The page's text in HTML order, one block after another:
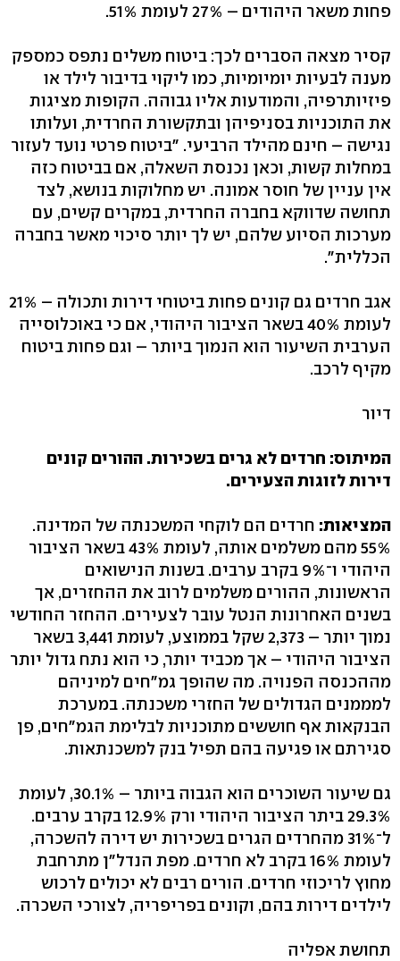
פחות משאר היהודים – 27% לעומת 51%.
קסיר מצאה הסברים לכך: ביטוח משלים נתפס כמספק
מענה לבעיות יומיומיות, כמו ליקוי בדיבור לילד או
פיזיותרפיה, והמודעות אליו גבוהה. הקופות מציגות
את התוכניות בסניפיהן ובתקשורת החרדית, ועלותו
נגישה – חינם מהילד הרביעי. "ביטוח פרטי נועד לעזור
במחלות קשות, וכאן נכנסת השאלה, אם בביטוח כזה
אין עניין של חוסר אמונה. יש מחלוקות בנושא, לצד
תחושה שדווקא בחברה החרדית, במקרים קשים, עם
מערכות הסיוע שלהם, יש לך יותר סיכוי מאשר בחברה
הכללית".
אגב חרדים גם קונים פחות ביטוחי דירות ותכולה – 21%
לעומת 40% בשאר הציבור היהודי, אם כי באוכלוסייה
הערבית השיעור הוא הנמוך ביותר – וגם פחות ביטוח
מקיף לרכב.
דיור
המיתוס: חרדים לא גרים בשכירות. ההורים קונים
דירות לזוגות הצעירים.
המציאות: חרדים הם לוקחי המשכנתה של המדינה.
55% מהם משלמים אותה, לעומת 43% בשאר הציבור
היהודי ו־9% בקרב ערבים. בשנות הנישואים
הראשונות, ההורים משלמים לרוב את ההחזרים, אך
בשנים האחרונות הנטל עובר לצעירים. ההחזר החודשי
נמוך יותר – 2,373 שקל בממוצע, לעומת 3,441 בשאר
הציבור היהודי – אך מכביד יותר, כי הוא נתח גדול יותר
מההכנסה הפנויה. מה שהופך גמ"חים למיניהם
למממנים הגדולים של החזרי משכנתה. במערכת
הבנקאות אף חוששים מתוכניות לבלימת הגמ"חים, פן
סגירתם או פגיעה בהם תפיל בנק למשכנתאות.
גם שיעור השוכרים הוא הגבוה ביותר – 30.1%, לעומת
29.3% ביתר הציבור היהודי ורק 12.9% בקרב ערבים.
ל־31% מהחרדים הגרים בשכירות יש דירה להשכרה,
לעומת 16% בקרב לא חרדים. מפת הנדל"ן מתרחבת
מחוץ לריכוזי חרדים. הורים רבים לא יכולים לרכוש
לילדים דירות בהם, וקונים בפריפריה, לצורכי השכרה.
תחושת אפליה